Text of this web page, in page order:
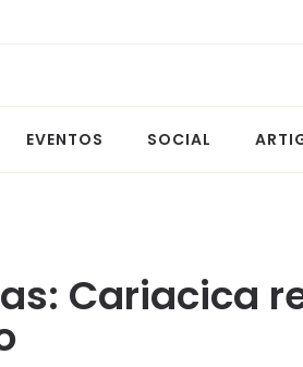
EVENTOS SOCIAL
Cariacica